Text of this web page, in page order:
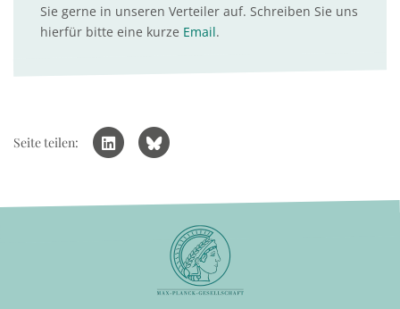
Sie gerne in unseren Verteiler auf. Schreiben Sie uns
hierfür bitte eine kurze Email.
Seite teilen: